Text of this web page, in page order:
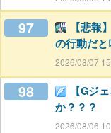
97
【悲報
の行動だ
2026/08/07
98
【Gジ
か？？？
2026/08/06